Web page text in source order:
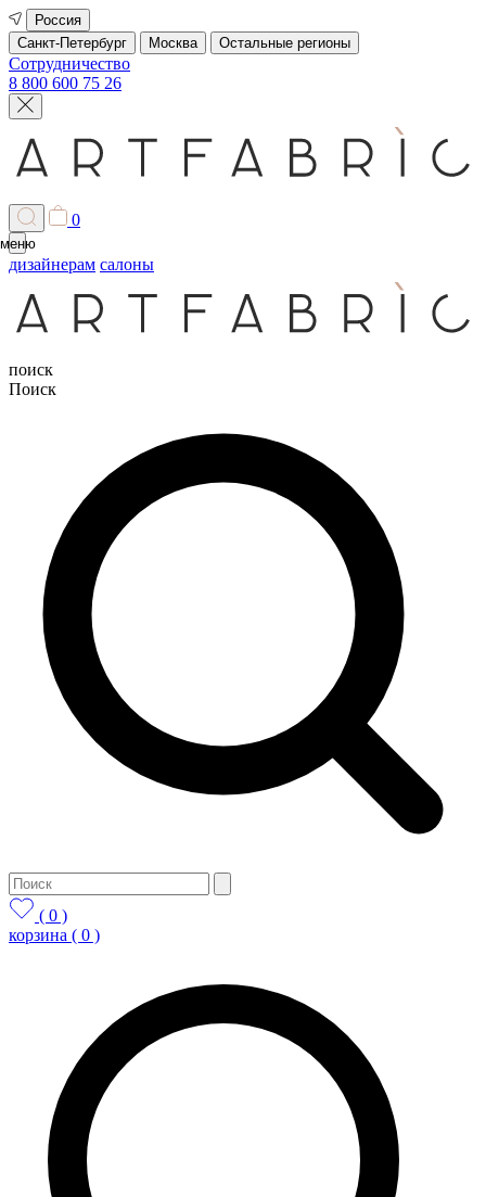
Россия
Санкт-Петербург
Москва Остальные регионы
Сотрудничество
8 800 600 75 26
0
меню
дизайнерам салоны
поиск
Поиск
( 0 )
корзина ( 0 )